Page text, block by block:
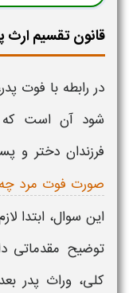
قانون تقسیم ارث
در رابطه با فوت پدر
شود آن است که
فرزندان دختر و
صورت فوت مرد
این سوال، ابتدا
توضیح مقدماتی
کلی، وراث پدر